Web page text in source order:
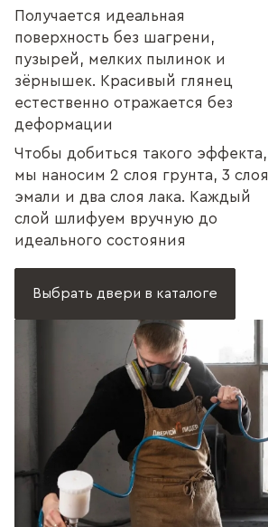
Получается идеальная
поверхность без шагрени,
пузырей, мелких пылинок и
зёрнышек. Красивый глянец
естественно отражается без
деформации
Чтобы добиться такого эффекта,
мы наносим 2 слоя грунта, 3 слоя
эмали и два слоя лака. Каждый
слой шлифуем вручную до
идеального состояния
Выбрать двери в каталоге